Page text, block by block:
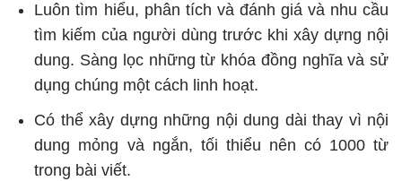
Luôn tìm hiểu, phân tích và đánh giá và nhu cầu
tìm kiếm của người dùng trước khi xây dựng nội
dung. Sàng lọc những từ khóa đồng nghĩa và sử
dụng chúng một cách linh hoạt.
Có thể xây dựng những nội dung dài thay vì nội
dung mỏng và ngắn, tối thiểu nên có 1000 từ
trong bài viết.